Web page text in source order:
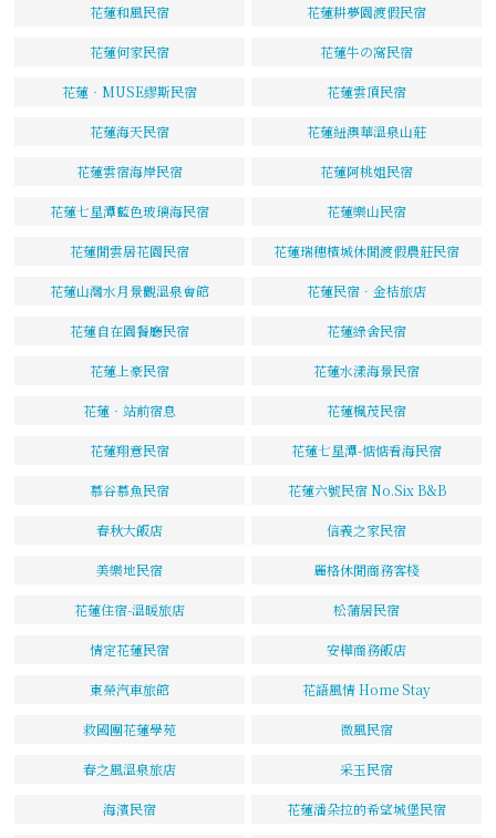
花蓮和風民宿 花蓮耕夢園渡假民宿
花蓮何家民宿 花蓮牛の窩民宿
花蓮‧MUSE繆斯民宿 花蓮雲頂民宿
花蓮海天民宿 花蓮紐澳華溫泉山莊
花蓮雲宿海岸民宿 花蓮阿桃姐民宿
花蓮七星潭藍色玻璃海民宿 花蓮樂山民宿
花蓮閒雲居花園民宿 花蓮瑞穗檳城休閒渡假農莊民宿
花蓮山灣水月景觀溫泉會館 花蓮民宿．金桔旅店
花蓮自在園餐廳民宿 花蓮綠舍民宿
花蓮上豪民宿 花蓮水漾海景民宿
花蓮‧站前宿息 花蓮楓茂民宿
花蓮翔意民宿 花蓮七星潭-惦惦看海民宿
慕谷慕魚民宿 花蓮六號民宿 No.Six B&B
春秋大飯店 信義之家民宿
美樂地民宿 麗格休閒商務客棧
花蓮住宿-溫暖旅店 松蒲居民宿
情定花蓮民宿 安樺商務飯店
東榮汽車旅館 花語風情 Home Stay
救國團花蓮學苑 微風民宿
春之風溫泉旅店 采玉民宿
海濱民宿 花蓮潘朵拉的希望城堡民宿